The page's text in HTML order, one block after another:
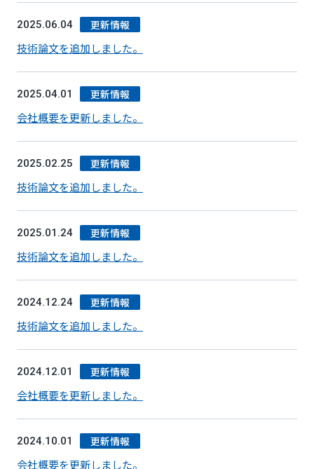
2025.06.04 更新情報
技術論文を追加しました。
2025.04.01 更新情報
会社概要を更新しました。
2025.02.25 更新情報
技術論文を追加しました。
2025.01.24 更新情報
技術論文を追加しました。
2024.12.24 更新情報
技術論文を追加しました。
2024.12.01 更新情報
会社概要を更新しました。
2024.10.01 更新情報
会社概要を更新しました。